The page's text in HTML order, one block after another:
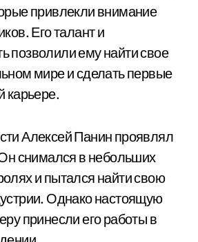
привлекли внимание
Его талант и
позволили ему найти свое
мире и сделать первые
карьере.
Алексей Панин проявлял
снимался в небольших
и пытался найти свою
Однако настоящую
принесли его работы в